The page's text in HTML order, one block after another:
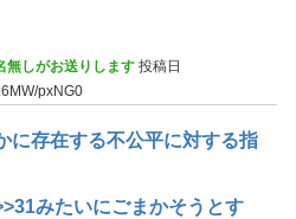
無しがお送りします 投稿日
pxNG0
に存在する不公平に対する指
みたいにごまかそうとす